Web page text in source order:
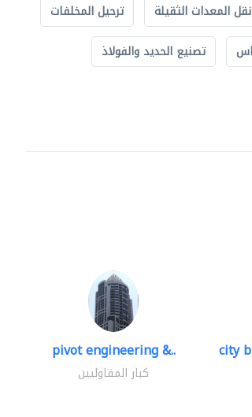
المعدات الثقيلة
ترحيل المخلفات
تصنيع الحديد والفولاذ
pivot engineering &..
كبار المقاوليين
city